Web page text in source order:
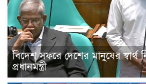
বিদেশ সফরে দেশের মানুষের স্বার্থ
প্রধানমন্ত্রী